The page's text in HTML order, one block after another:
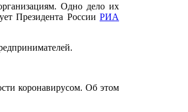
Одно дело их
Президента России РИА
коронавирусом. Об этом